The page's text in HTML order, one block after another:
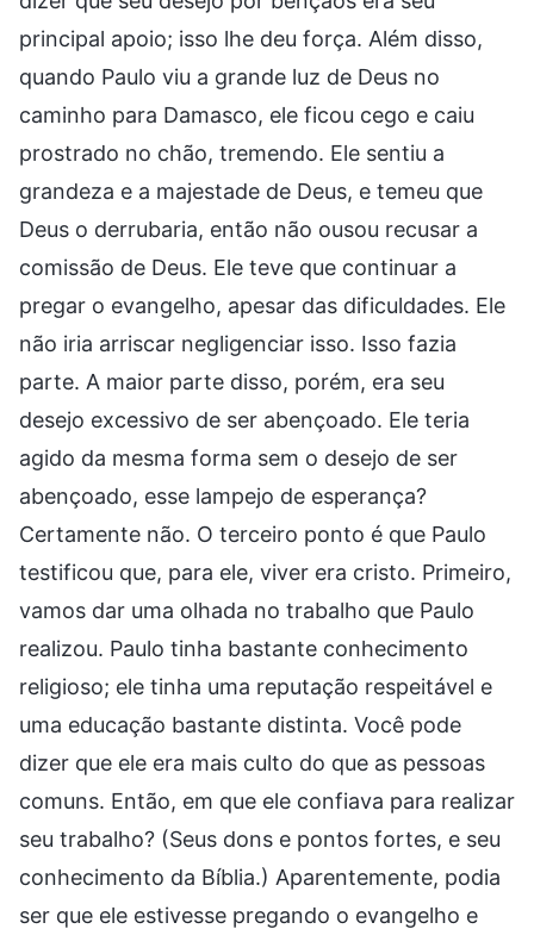
principal apoio; isso lhe deu força. Além disso,
quando Paulo viu a grande luz de Deus no
caminho para Damasco, ele ficou cego e caiu
prostrado no chão, tremendo. Ele sentiu a
grandeza e a majestade de Deus, e temeu que
Deus o derrubaria, então não ousou recusar a
comissão de Deus. Ele teve que continuar a
pregar o evangelho, apesar das dificuldades. Ele
não iria arriscar negligenciar isso. Isso fazia
parte. A maior parte disso, porém, era seu
desejo excessivo de ser abençoado. Ele teria
agido da mesma forma sem o desejo de ser
abençoado, esse lampejo de esperança?
Certamente não. O terceiro ponto é que Paulo
testificou que, para ele, viver era cristo. Primeiro,
vamos dar uma olhada no trabalho que Paulo
realizou. Paulo tinha bastante conhecimento
religioso; ele tinha uma reputação respeitável e
uma educação bastante distinta. Você pode
dizer que ele era mais culto do que as pessoas
comuns. Então, em que ele confiava para realizar
seu trabalho? (Seus dons e pontos fortes, e seu
conhecimento da Bíblia.) Aparentemente, podia
ser que ele estivesse pregando o evangelho e